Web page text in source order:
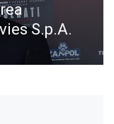
S.p.A.